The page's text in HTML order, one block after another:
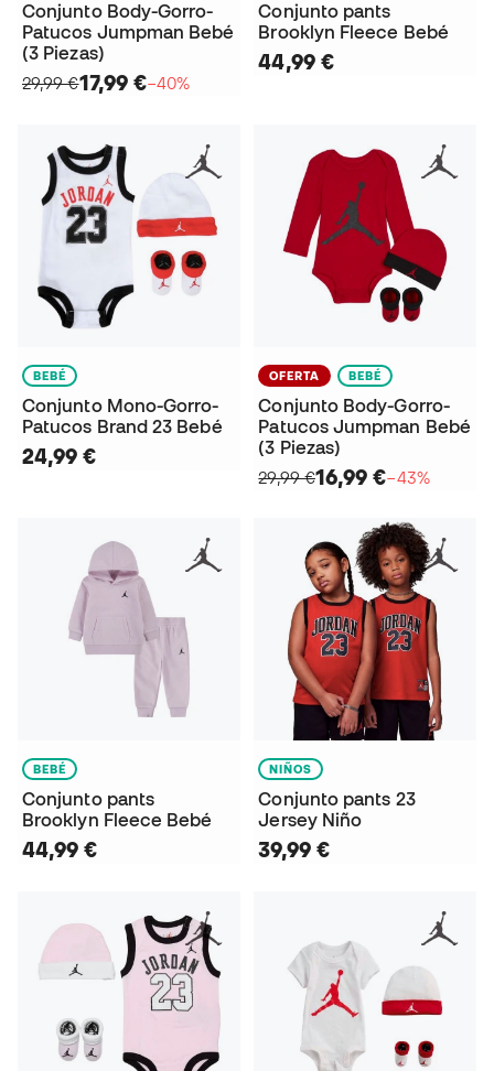
Conjunto Body-Gorro-
Patucos Jumpman Bebé
(3 Piezas)
29,99 €17,99 €−40%
Conjunto pants
Brooklyn Fleece Bebé
44,99 €
BEBÉ
Conjunto Mono-Gorro-
Patucos Brand 23 Bebé
24,99 €
OFERTA BEBÉ
Conjunto Body-Gorro-
Patucos Jumpman Bebé
(3 Piezas)
29,99 €16,99 €−43%
BEBÉ
Conjunto pants
Brooklyn Fleece Bebé
44,99 €
NIÑOS
Conjunto pants 23
Jersey Niño
39,99 €